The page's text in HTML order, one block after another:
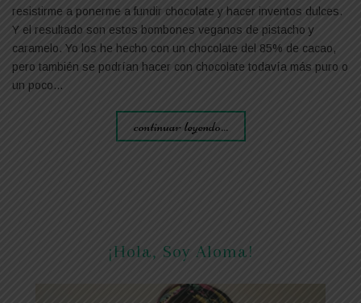
resistirme a ponerme a fundir chocolate y hacer inventos dulces.
Y el resultado son estos bombones veganos de pistacho y
caramelo. Yo los he hecho con un chocolate del 85% de cacao,
pero también se podrían hacer con chocolate todavía más puro o
un poco…
continuar leyendo...
¡Hola, Soy Aloma!